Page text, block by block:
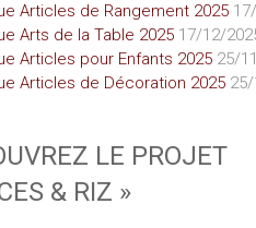
Articles de Rangement 2025
Arts de la Table 2025 17/12/
Articles pour Enfants 2025 25/
Articles de Décoration 2025
LE PROJET
& RIZ »